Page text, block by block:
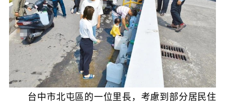
台中市北屯區的一位里長，考慮到部分居民住